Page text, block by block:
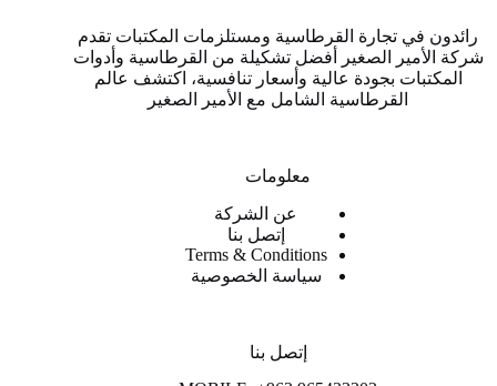
رائدون في تجارة القرطاسية ومستلزمات المكتبات تقدم
شركة الأمير الصغير أفضل تشكيلة من القرطاسية وأدوات
المكتبات بجودة عالية وأسعار تنافسية، اكتشف عالم
القرطاسية الشامل مع الأمير الصغير
معلومات
عن الشركة
إتصل بنا
Terms & Conditions
سياسة الخصوصية
إتصل بنا